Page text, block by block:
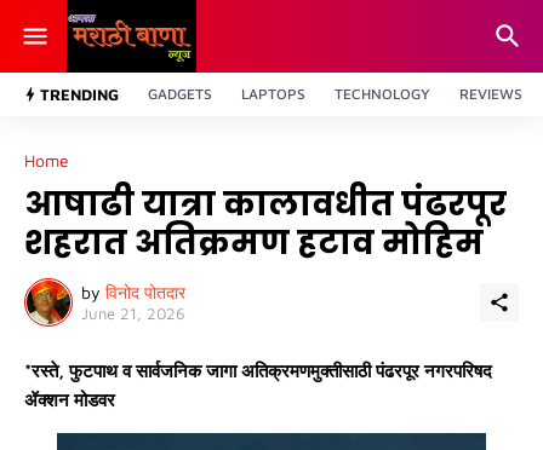
TRENDING GADGETS LAPTOPS TECHNOLOGY REVIEWS
Home
आषाढी यात्रा कालावधीत पंढरपूर
शहरात अतिक्रमण हटाव मोहिम
by विनोद पोतदार
June 21, 2026
*रस्ते, फुटपाथ व सार्वजनिक जागा अतिक्रमणमुक्तीसाठी पंढरपूर नगरपरिषद
ॲक्शन मोडवर